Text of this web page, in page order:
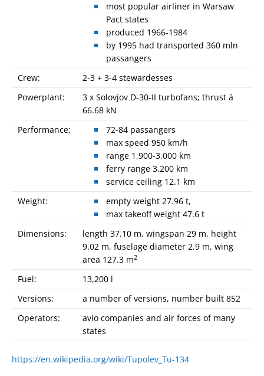
most popular airliner in Warsaw
Pact states
produced 1966-1984
by 1995 had transported 360 mln
passangers
Crew:
2-3 + 3-4 stewardesses
Powerplant:
3 x Solovjov D-30-II turbofans; thrust á
66.68 kN
Performance:
72-84 passangers
max speed 950 km/h
range 1,900-3,000 km
ferry range 3,200 km
service ceiling 12.1 km
Weight:
empty weight 27.96 t,
max takeoff weight 47.6 t
Dimensions:
length 37.10 m, wingspan 29 m, height
9.02 m, fuselage diameter 2.9 m, wing
area 127.3 m2
Fuel:
13,200 l
Versions:
a number of versions, number built 852
Operators:
avio companies and air forces of many
states
https://en.wikipedia.org/wiki/Tupolev_Tu-134